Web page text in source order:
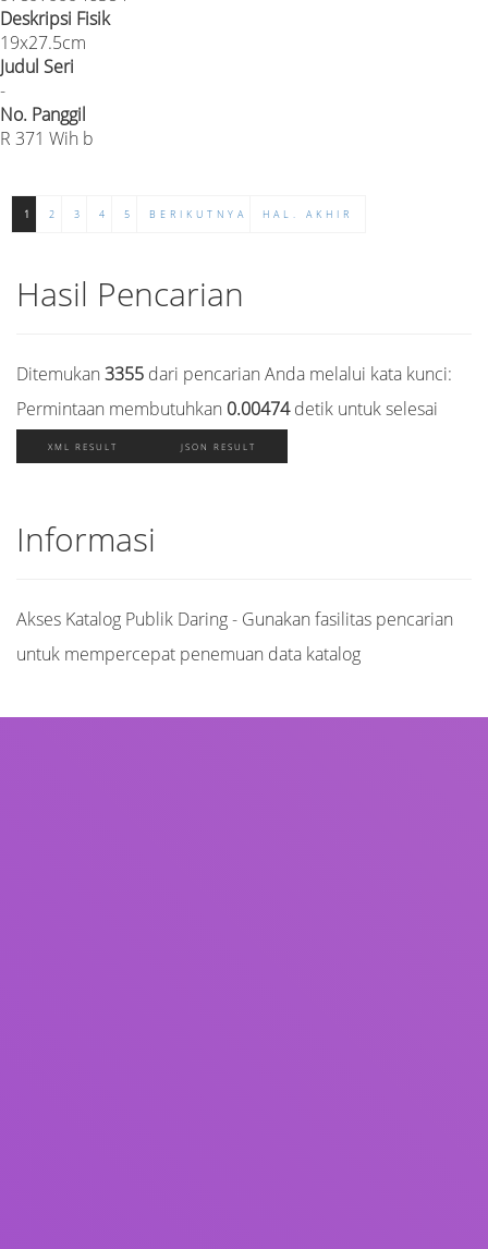
Deskripsi Fisik
19x27.5cm
Judul Seri
-
No. Panggil
R 371 Wih b
1 2 3 4 5 BERIKUTNYA HAL. AKHIR
Hasil Pencarian
Ditemukan 3355 dari pencarian Anda melalui kata kunci:
Permintaan membutuhkan 0.00474detik untuk selesai
XML RESULT JSON RESULT
Informasi
Akses Katalog Publik Daring - Gunakan fasilitas pencarian
untuk mempercepat penemuan data katalog